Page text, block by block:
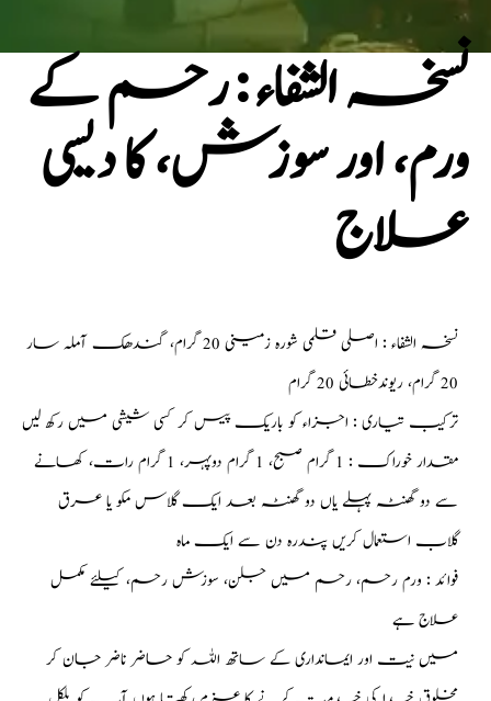
نسخہ الشفاء : رحم کے
ورم، اور سوزش، کا دیسی
علاج
نسخہ الشفاء : اصلی قلمی شورہ زمینی 20 گرام، گندھک آملہ سار
20 گرام، ریوندخطائی 20 گرام
ترکیب تیاری : اجزاء کو باریک پیس کر کسی شیشی میں رکھ لیں
مقدار خوراک : 1 گرام صبح، 1 گرام دوپہر، 1 گرام رات، کھانے
سے دو گھنٹہ پہلے یاں دو گھنٹہ بعد ایک گلاس مکو یا عرق
گلاب استعمال کریں پندرہ دن سے ایک ماہ
فوائد : ورم رحم، رحم میں جلن، سوزش رحم، کیلئے مکمل
علاج ہے
میں نیت اور ایمانداری کے ساتھ اللہ کو حاضر ناضر جان کر